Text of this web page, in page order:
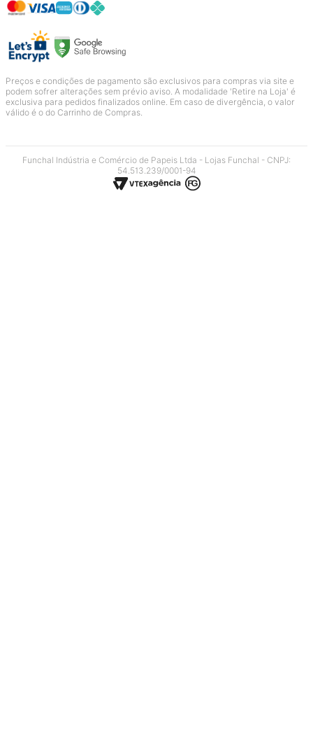
Preços e condições de pagamento são exclusivos para compras via site e
podem sofrer alterações sem prévio aviso. A modalidade 'Retire na Loja' é
exclusiva para pedidos finalizados online. Em caso de divergência, o valor
válido é o do Carrinho de Compras.
Funchal Indústria e Comércio de Papeis Ltda - Lojas Funchal - CNPJ:
54.513.239/0001-94